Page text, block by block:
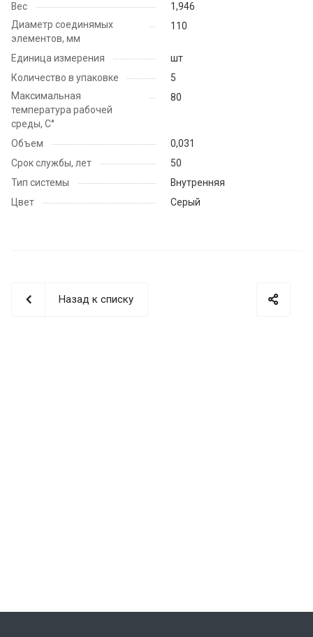
Вес
1,946
Диаметр соединямых
элементов, мм
110
Единица измерения
шт
Количество в упаковке
5
Максимальная
температура рабочей
среды, С°
80
Объем
0,031
Срок службы, лет
50
Тип системы
Внутренняя
Цвет
Серый
Назад к списку